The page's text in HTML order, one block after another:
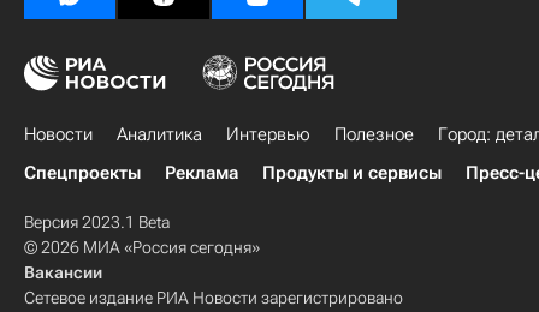
Новости Аналитика Интервью Полезное
Город:
Спецпроекты
Реклама Продукты и сервисы Пресс-
Версия 2023.1 Beta
© 2026 МИА «Россия сегодня»
Вакансии
Сетевое издание РИА Новости зарегистрировано